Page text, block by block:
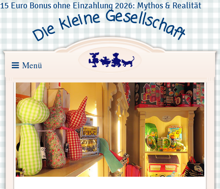
15 Euro Bonus ohne Einzahlung 2026: Mythos & Realität
Diekleine Gesellscha
ft
Menü